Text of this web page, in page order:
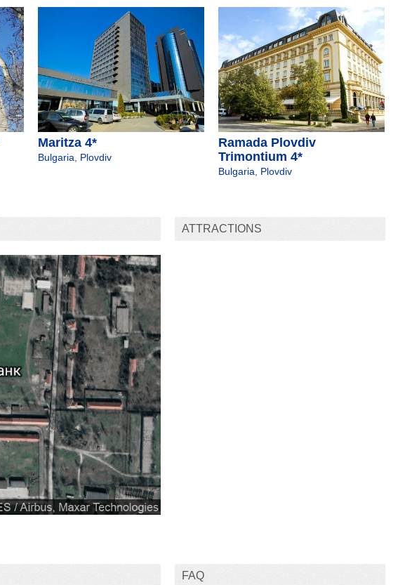
Maritza 4*
Bulgaria Plovdiv
Ramada Plovdiv
Trimontium 4*
Bulgaria Plovdiv
ATTRACTIONS
FAQ